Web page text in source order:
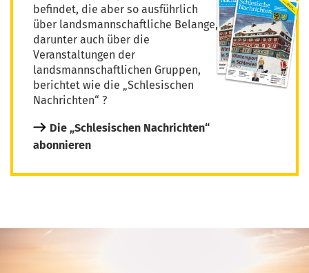
befindet, die aber so ausführlich
über landsmannschaftliche Belange,
darunter auch über die
Veranstaltungen der
landsmannschaftlichen Gruppen,
berichtet wie die „Schlesischen
Nachrichten“ ?
Die „Schlesischen Nachrichten“
abonnieren